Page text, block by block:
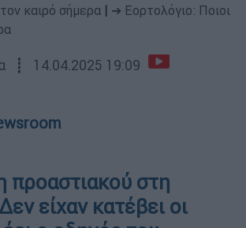
καιρό σήμερα
➔ Εορτολόγιο: Ποιοι
┋ 14.04.2025 19:09
προαστιακού στη
είχαν κατέβει οι